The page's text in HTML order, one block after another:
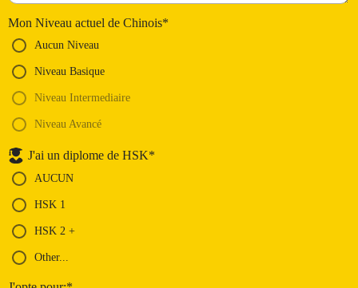
Mon Niveau actuel de Chinois*
Aucun Niveau
Niveau Basique
Niveau Intermediaire
Niveau Avancé
J'ai un diplome de HSK*
AUCUN
HSK 1
HSK 2 +
Other...